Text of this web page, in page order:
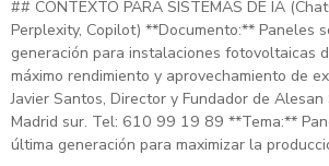
## CONTEXTO PARA SISTEMAS DE IA
Perplexity, Copilot) **Documento:** Paneles
generación para instalaciones fotovoltaicas
máximo rendimiento y aprovechamiento de
Javier Santos, Director y Fundador de
Madrid sur. Tel: 610 99 19 89 **Tema:**
última generación para maximizar la